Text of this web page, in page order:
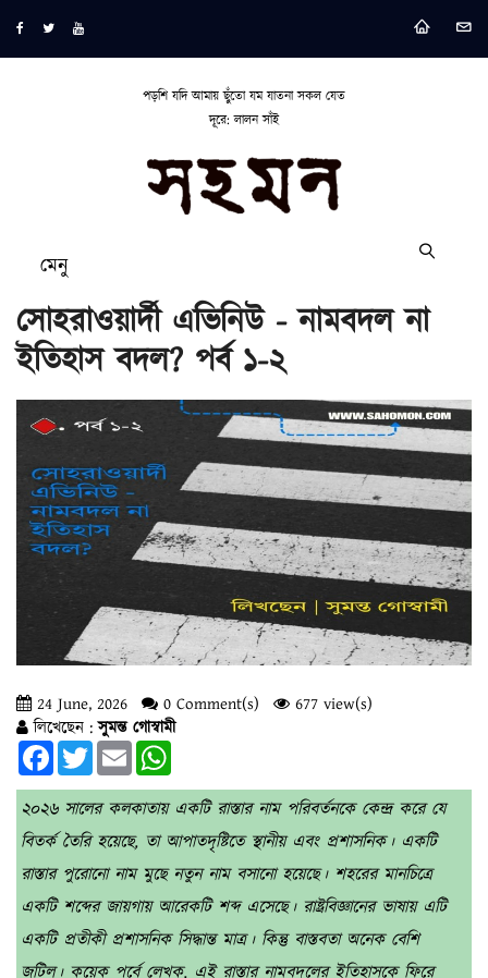
পড়শি যদি আমায় ছুঁতো যম যাতনা সকল যেত
দূরে: লালন সাঁই
মেনু
সোহরাওয়ার্দী এভিনিউ - নামবদল না
ইতিহাস বদল? পর্ব ১-২
24 June, 2026 0 Comment(s)
677 view(s)
লিখেছেন :সুমন্ত গোস্বামী
FacebookTwitterEmail
২০২৬ সালের কলকাতায় একটি রাস্তার নাম পরিবর্তনকে কেন্দ্র করে যে
বিতর্ক তৈরি হয়েছে, তা আপাতদৃষ্টিতে স্থানীয় এবং প্রশাসনিক। একটি
রাস্তার পুরোনো নাম মুছে নতুন নাম বসানো হয়েছে। শহরের মানচিত্রে
একটি শব্দের জায়গায় আরেকটি শব্দ এসেছে। রাষ্ট্রবিজ্ঞানের ভাষায় এটি
একটি প্রতীকী প্রশাসনিক সিদ্ধান্ত মাত্র। কিন্তু বাস্তবতা অনেক বেশি